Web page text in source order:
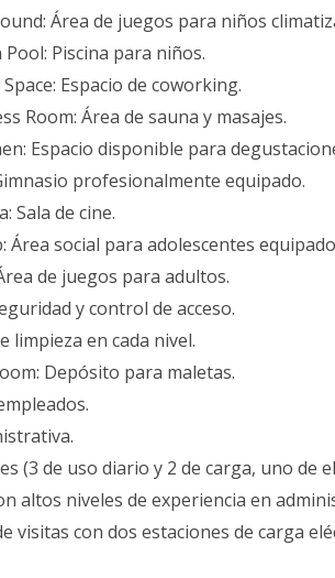
Área de juegos para niños
Pool: Piscina para niños.
Espacio de coworking.
Room: Área de sauna y masajes.
Espacio disponible para
profesionalmente equipado.
Sala de cine.
Área social para adolescentes
de juegos para adultos.
y control de acceso.
limpieza en cada nivel.
Depósito para maletas.
(3 de uso diario y 2 de carga, uno de
altos niveles de experiencia en
visitas con dos estaciones de carga